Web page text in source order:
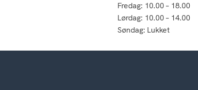
Fredag: 10.00 – 18.00
Lørdag: 10.00 – 14.00
Søndag: Lukket